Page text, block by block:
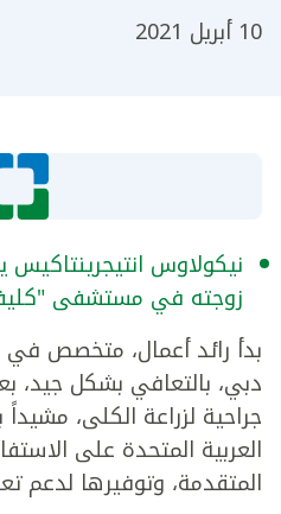
10 أبريل 2021
نيكولاوس
زوجته في مستشفى
بدأ رائد أعمال، متخصص في
دبي، بالتعافي بشكل جيد،
جراحية لزراعة الكلى،
العربية المتحدة على
المتقدمة، وتوفيرها لدعم